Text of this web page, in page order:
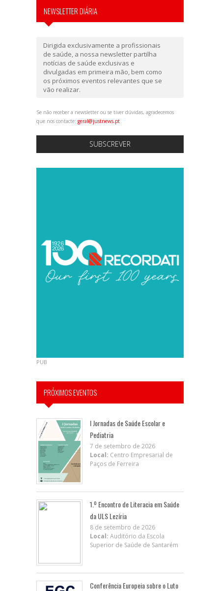
NEWSLETTER DIÁRIA
Dirigida exclusivamente a profissionais
de saúde, a nossa newsletter partilha
notícias de saúde exclusivas e
divulgadas em primeira mão, bem como
os próximos eventos relevantes que se
vão realizar.
Se não receber a newsletter ou se tiver dúvidas, agradecemos
que nos contacte: geral@justnews.pt
SUBSCREVER
PUB
PRÓXIMOS EVENTOS
I Jornadas de Saúde Escolar e
Pediatria
7 de setembro de 2026
Local: Centro Empresarial de
Paços de Ferreira
1.º Encontro de Literacia em Saúde
da ULS Lezíria
8 de setembro de 2026
Local: Auditório da Escola
Superior de Saúde de Santarém
Conferência Europeia sobre o Luto